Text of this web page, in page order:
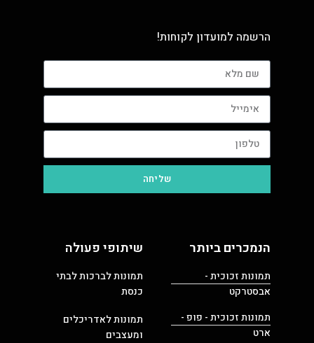
הרשמה למועדון לקוחות!
שליחה
הנמכרים ביותר
תמונות זכוכית -
אבסטרקט
תמונות זכוכית - פופ -
ארט
שיתופי פעולה
תמונות לברכות לבתי
כנסת
תמונות לאדריכלים
ומעצבים